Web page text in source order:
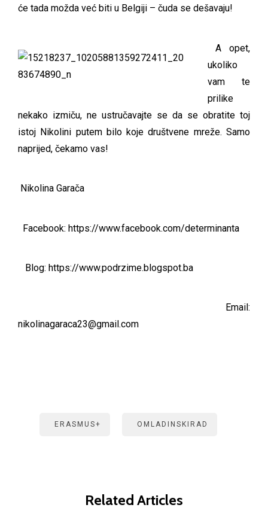
će tada možda već biti u Belgiji – čuda se dešavaju!
A opet,
ukoliko
vam te
prilike
nekako izmiču, ne ustručavajte se da se obratite toj
istoj Nikolini putem bilo koje društvene mreže. Samo
naprijed, čekamo vas!
Nikolina Garača
Facebook: https://www.facebook.com/determinanta
Blog: https://www.podrzime.blogspot.ba
Email:
nikolinagaraca23@gmail.com
ERASMUS+ OMLADINSKIRAD
Related Articles